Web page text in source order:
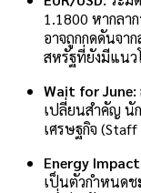
1.1800 หากลา
อาจถูกกดดันจา
สหรัฐที่ยังมีแนว
Wait for June:
เปลี่ยนสำคัญ นั
เศรษฐกิจ
Energy
เป็นตัวกำหนดช